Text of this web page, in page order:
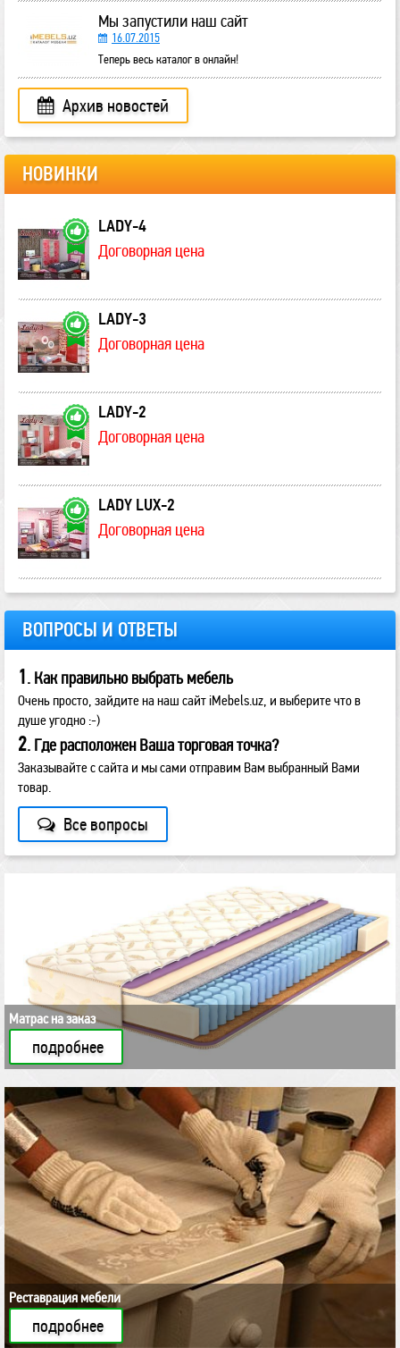
Мы запустили наш сайт
16.07.2015
Теперь весь каталог в онлайн!
Архив новостей
НОВИНКИ
LADY-4
Договорная цена
LADY-3
Договорная цена
LADY-2
Договорная цена
LADY LUX-2
Договорная цена
ВОПРОСЫ И ОТВЕТЫ
1 . Как правильно выбрать мебель
Очень просто, зайдите на наш сайт iMebels.uz, и выберите что в
душе угодно :-)
2. Где расположен Ваша торговая точка?
Заказывайте с сайта и мы сами отправим Вам выбранный Вами
товар.
Все вопросы
Матрас на заказ
подробнее
Реставрация мебели
подробнее